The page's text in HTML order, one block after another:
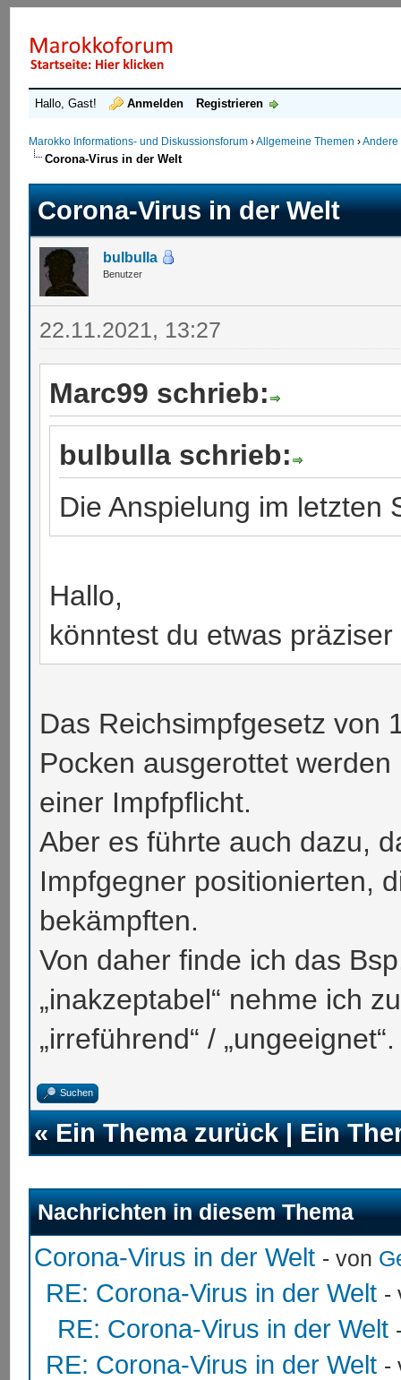
Hallo, Gast! Anmelden Registrieren
Marokko Informations- und Diskussionsforum ›Allgemeine Themen ›Andere
Corona-Virus in der Welt
Corona-Virus in der Welt
bulbulla
Benutzer
22.11.2021, 13:27
Marc99 schrieb:
bulbulla schrieb:
Die Anspielung im
Hallo,
könntest du etwas
Das Reichsimpfgesetz von
Pocken ausgerottet
einer Impfpflicht.
Aber es führte auch dazu,
Impfgegner positionierten,
bekämpften.
Von daher finde ich das
„inakzeptabel“ nehme ich
„irreführend“ / „ungeeignet“.
Suchen
«Ein Thema zurück|Ein
Nachrichten in diesem Thema
Corona-Virus in der Welt - von
RE: Corona-Virus in der Welt -
RE: Corona-Virus in der Welt
RE: Corona-Virus in der Welt -